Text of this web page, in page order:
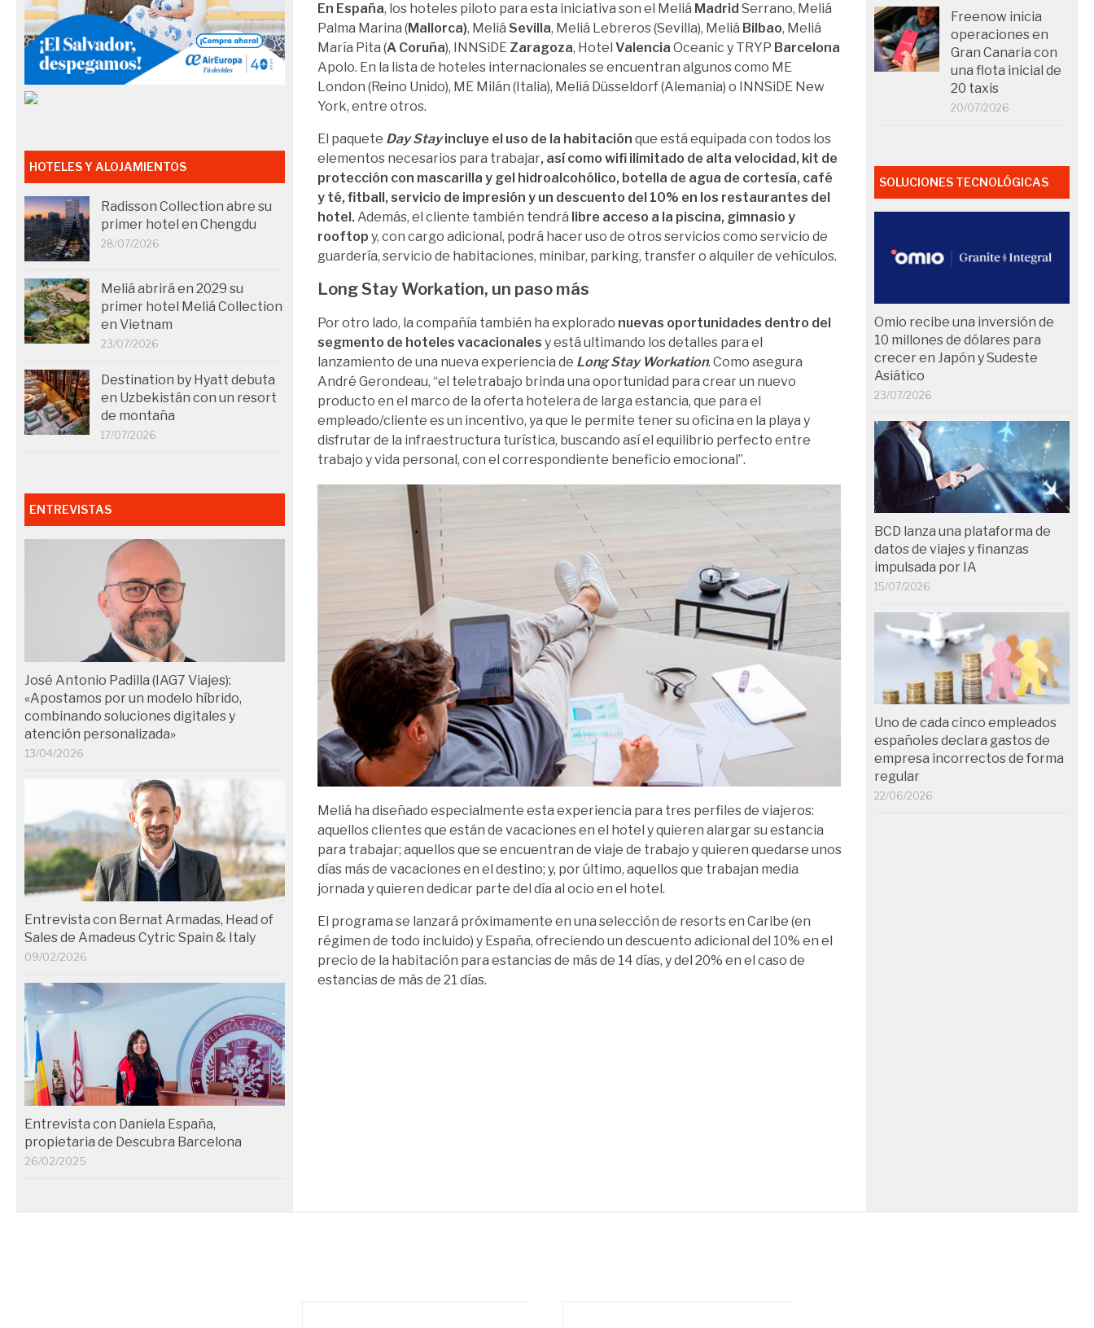
En España, los hoteles piloto para esta iniciativa son el Meliá Madrid Serrano, Meliá
Palma Marina (Mallorca), Meliá Sevilla, Meliá Lebreros (Sevilla), Meliá Bilbao, Meliá
María Pita (A Coruña), INNSiDE Zaragoza, Hotel Valencia Oceanic y TRYP Barcelona
Apolo. En la lista de hoteles internacionales se encuentran algunos como ME
London (Reino Unido), ME Milán (Italia), Meliá Düsseldorf (Alemania) o INNSiDE New
York, entre otros.
El paquete Day Stayincluye el uso de la habitación que está equipada con todos los
elementos necesarios para trabajar, así como wifi ilimitado de alta velocidad, kit de
protección con mascarilla y gel hidroalcohólico, botella de agua de cortesía, café
y té, fitball, servicio de impresión y un descuento del 10% en los restaurantes del
hotel. Además, el cliente también tendrá libre acceso a la piscina, gimnasio y
rooftop y, con cargo adicional, podrá hacer uso de otros servicios como servicio de
guardería, servicio de habitaciones, minibar, parking, transfer o alquiler de vehículos.
Long Stay Workation, un paso más
Por otro lado, la compañía también ha explorado nuevas oportunidades dentro del
segmento de hoteles vacacionales y está ultimando los detalles para el
lanzamiento de una nueva experiencia de Long Stay Workation. Como asegura
André Gerondeau, “el teletrabajo brinda una oportunidad para crear un nuevo
producto en el marco de la oferta hotelera de larga estancia, que para el
empleado/cliente es un incentivo, ya que le permite tener su oficina en la playa y
disfrutar de la infraestructura turística, buscando así el equilibrio perfecto entre
trabajo y vida personal, con el correspondiente beneficio emocional”.
Meliá ha diseñado especialmente esta experiencia para tres perfiles de viajeros:
aquellos clientes que están de vacaciones en el hotel y quieren alargar su estancia
para trabajar; aquellos que se encuentran de viaje de trabajo y quieren quedarse unos
días más de vacaciones en el destino; y, por último, aquellos que trabajan media
jornada y quieren dedicar parte del día al ocio en el hotel.
El programa se lanzará próximamente en una selección de resorts en Caribe (en
régimen de todo incluido) y España, ofreciendo un descuento adicional del 10% en el
precio de la habitación para estancias de más de 14 días, y del 20% en el caso de
estancias de más de 21 días.
HOTELES Y ALOJAMIENTOS
Radisson Collection abre su
primer hotel en Chengdu
28/07/2026
Meliá abrirá en 2029 su
primer hotel Meliá Collection
en Vietnam
23/07/2026
Destination by Hyatt debuta
en Uzbekistán con un resort
de montaña
17/07/2026
ENTREVISTAS
José Antonio Padilla (IAG7 Viajes):
«Apostamos por un modelo híbrido,
combinando soluciones digitales y
atención personalizada»
13/04/2026
Entrevista con Bernat Armadas, Head of
Sales de Amadeus Cytric Spain & Italy
09/02/2026
Entrevista con Daniela España,
propietaria de Descubra Barcelona
26/02/2025
Freenow inicia
operaciones en
Gran Canaria con
una flota inicial de
20 taxis
20/07/2026
SOLUCIONES TECNOLÓGICAS
Omio recibe una inversión de
10 millones de dólares para
crecer en Japón y Sudeste
Asiático
23/07/2026
BCD lanza una plataforma de
datos de viajes y finanzas
impulsada por IA
15/07/2026
Uno de cada cinco empleados
españoles declara gastos de
empresa incorrectos de forma
regular
22/06/2026